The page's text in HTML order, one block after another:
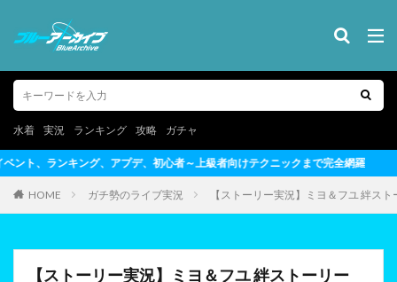
水着 実況 ランキング 攻略 ガチャ
上級者向けテクニックまで完全網羅
HOME ガチ勢のライブ実況 【ストーリー実況】ミヨ＆フユ 絆ス
【ストーリー実況】ミヨ＆フユ 絆ストーリー